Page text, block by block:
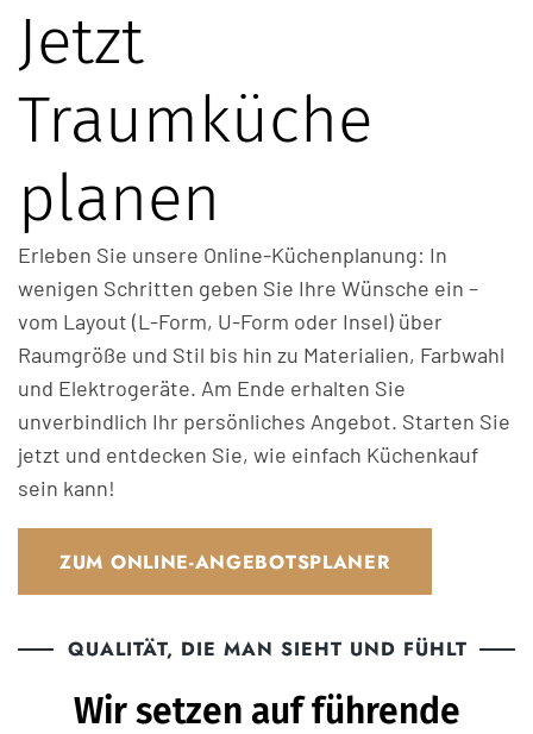
Jetzt
Traumküche
planen
Erleben Sie unsere Online-Küchenplanung: In
wenigen Schritten geben Sie Ihre Wünsche ein –
vom Layout (L-Form, U-Form oder Insel) über
Raumgröße und Stil bis hin zu Materialien, Farbwahl
und Elektrogeräte. Am Ende erhalten Sie
unverbindlich Ihr persönliches Angebot. Starten Sie
jetzt und entdecken Sie, wie einfach Küchenkauf
sein kann!
ZUM ONLINE-ANGEBOTSPLANER
QUALITÄT, DIE MAN SIEHT UND FÜHLT
Wir setzen auf führende